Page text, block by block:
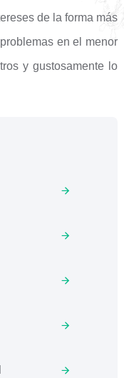
de la forma más
en el menor
y gustosamente lo